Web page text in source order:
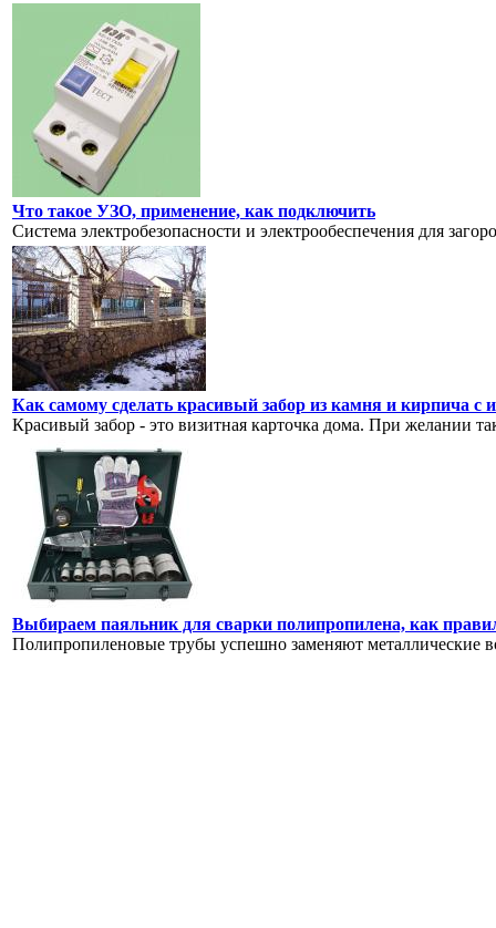
Что такое УЗО, применение, как подключить
Система электробезопасности и электрообеспечения для
Как самому сделать красивый забор из камня и кирпича с
Красивый забор - это визитная карточка дома. При желании
Выбираем паяльник для сварки полипропилена, как
Полипропиленовые трубы успешно заменяют металлические